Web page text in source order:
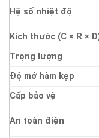
Hệ số nhiệt độ
Kích thước (C × R ×
Trọng lượng
Độ mở hàm kẹp
Cấp bảo vệ
An toàn điện